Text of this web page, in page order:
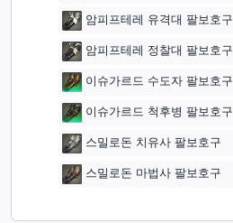
암피프테레 유격대 팔보호구
암피프테레 정찰대 팔보호구
이슈가르드 수도자 팔보호구
이슈가르드 척후병 팔보호구
스밀로돈 치유사 팔보호구
스밀로돈 마법사 팔보호구